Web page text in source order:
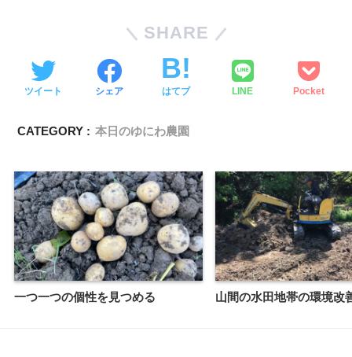
SHARE
ツイート シェア はてブ LINE Pocket
CATEGORY : 本日のゆにわ農園
一つ一つの個性を見つめる 山間の水田地帯の環境改